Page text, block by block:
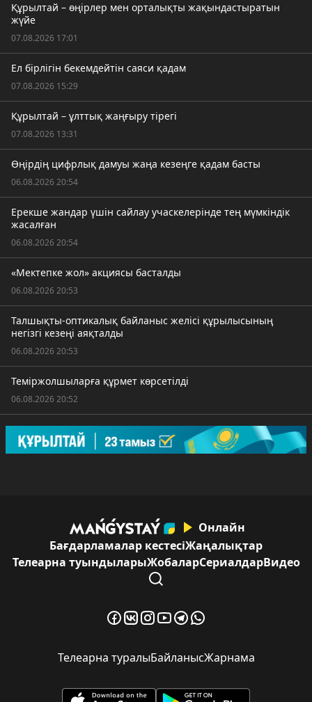
Құрылтай – өңірлер мен орталықты жақындастыратын
жүйе
07.08.2026 17:01
Ел бірлігін бекемдейтін саяси қадам
07.08.2026 15:29
Құрылтай – ұлттық жаңғыру тірегі
07.08.2026 13:31
Өңірдің цифрлық дамуы жаңа кезеңге қадам басты
06.08.2026 20:54
Ерекше жандар үшін сайлау учаскелерінде тең мүмкіндік
жасалған
06.08.2026 20:54
«Мектепке жол» акциясы басталды
06.08.2026 20:53
Талшықты-оптикалық байланыс желісі құрылысының
негізгі кезеңі аяқталды
06.08.2026 20:53
Теміржолшыларға құрмет көрсетілді
06.08.2026 20:52
Онлайн
Бағдарламалар кестесіЖаңалықтар
Телеарна туындыларыЖобаларСериалдарВидео
Телеарна туралыБайланысЖарнама